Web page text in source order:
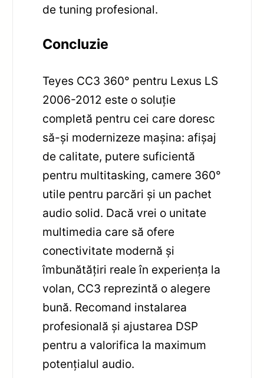
de tuning profesional.
Concluzie
Teyes CC3 360° pentru Lexus LS
2006-2012 este o soluție
completă pentru cei care doresc
să-și modernizeze mașina: afișaj
de calitate, putere suficientă
pentru multitasking, camere 360°
utile pentru parcări și un pachet
audio solid. Dacă vrei o unitate
multimedia care să ofere
conectivitate modernă și
îmbunătățiri reale în experiența la
volan, CC3 reprezintă o alegere
bună. Recomand instalarea
profesională și ajustarea DSP
pentru a valorifica la maximum
potențialul audio.